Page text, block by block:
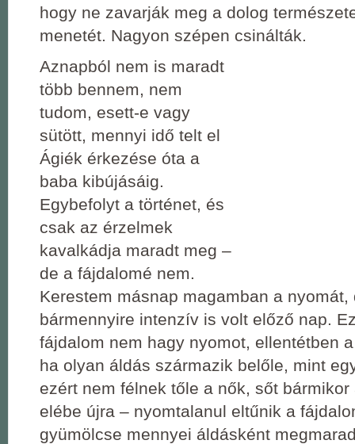
hogy ne zavarják meg a dolog
menetét. Nagyon szépen csinálták.
Aznapból nem is maradt
több bennem, nem
tudom, esett-e vagy
sütött, mennyi idő telt el
Ágiék érkezése óta a
baba kibújásáig.
Egybefolyt a történet, és
csak az érzelmek
kavalkádja maradt meg ‒
de a fájdalomé nem.
Kerestem másnap magamban a
bármennyire intenzív is volt előző nap.
fájdalom nem hagy nyomot, ellentétben
ha olyan áldás származik belőle, mint
ezért nem félnek tőle a nők, sőt
elébe újra ‒ nyomtalanul eltűnik a
gyümölcse mennyei áldásként